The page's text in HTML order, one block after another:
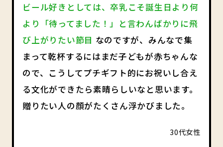
ビール好きとしては、卒乳こそ誕生日より何
より「待ってました！」と言わんばかりに飛
び上がりたい節目 なのですが、みんなで集
まって乾杯するにはまだ子どもが赤ちゃんな
ので、こうしてプチギフト的にお祝いし合え
る文化ができたら素晴らしいなと思います。
贈りたい人の顔がたくさん浮かびました。
30代女性